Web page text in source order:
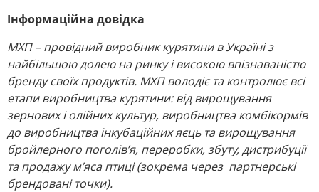
Інформаційна довідка
МХП – провідний виробник курятини в Україні з
найбільшою долею на ринку і високою впізнаваністю
бренду своїх продуктів. МХП володіє та контролює всі
етапи виробництва курятини: від вирощування
зернових і олійних культур, виробництва комбікормів
до виробництва інкубаційних яєць та вирощування
бройлерного поголів’я, переробки, збуту, дистрибуції
та продажу м’яса птиці (зокрема через партнерські
брендовані точки).